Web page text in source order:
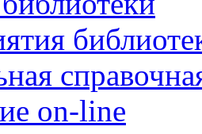
on-line